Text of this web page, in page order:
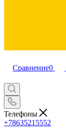
Сравнение0
Телефоны
+78635215552